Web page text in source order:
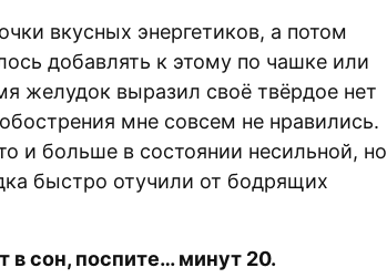
вкусных энергетиков, а потом
добавлять к этому по чашке или
желудок выразил своё твёрдое нет
мне совсем не нравились.
и больше в состоянии несильной, но
быстро отучили от бодрящих
в сон, поспите… минут 20.